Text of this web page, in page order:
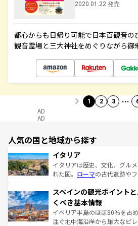
2020.01.22 発売
都心からも日帰り可能で日本百観音の
観音霊場と三大神社をめぐりながら御
1 2 3 …
AD
AD
人気の国と地域から探す
イタリア
イタリアは歴史、文化、グル
れた国。 ローマの古代遺跡や
ろん、トスカーナの美しい田
景など、自然景観も見逃せな
ピザやパスタなど、絶品のイ
できる。朝目覚めてから夜眠
スペインの観光ポイント
くべき基本情報
イベリア半島のほぼ80％を占
注ぐ地中海沿岸から雄大なピ